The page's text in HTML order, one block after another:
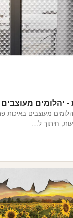
יהלומים מעוצבים
מעוצבים באיכות